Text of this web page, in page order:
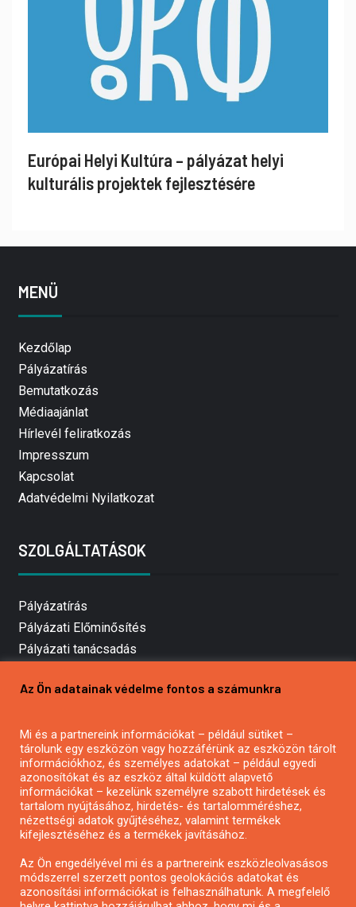
Európai Helyi Kultúra – pályázat helyi
kulturális projektek fejlesztésére
MENÜ
Kezdőlap
Pályázatírás
Bemutatkozás
Médiaajánlat
Hírlevél feliratkozás
Impresszum
Kapcsolat
Adatvédelmi Nyilatkozat
SZOLGÁLTATÁSOK
Pályázatírás
Pályázati Előminősítés
Pályázati tanácsadás
Mezőgazdasági pályázatírás
Pályázatírás civil szervezeteknek
Pályázatírás önkormányzatoknak
Pályázatfigyelés
Specifikus pályázatfigyelés vagy hírlevél
Az Ön adatainak védelme fontos a számunkra
Mi és a partnereink információkat – például sütiket –
tárolunk egy eszközön vagy hozzáférünk az eszközön tárolt
információkhoz, és személyes adatokat – például egyedi
azonosítókat és az eszköz által küldött alapvető
információkat – kezelünk személyre szabott hirdetések és
tartalom nyújtásához, hirdetés- és tartalomméréshez,
nézettségi adatok gyűjtéséhez, valamint termékek
kifejlesztéséhez és a termékek javításához.
Az Ön engedélyével mi és a partnereink eszközleolvasásos
módszerrel szerzett pontos geolokációs adatokat és
azonosítási információkat is felhasználhatunk. A megfelelő